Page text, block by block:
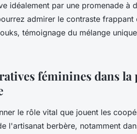
idéalement par une promenade à
admirer le contraste frappant
témoignage du mélange
féminines dans
le rôle vital que jouent les
l'artisanat berbère, notamment